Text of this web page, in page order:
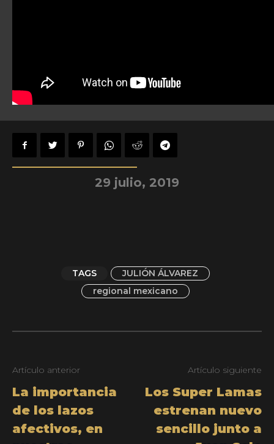
29 julio, 2019
TAGS
JULIÓN ÁLVAREZ
regional mexicano
Artículo anterior
La importancia
de los lazos
afectivos, en
Artículo siguiente
Los Super Lamas
estrenan nuevo
sencillo junto a